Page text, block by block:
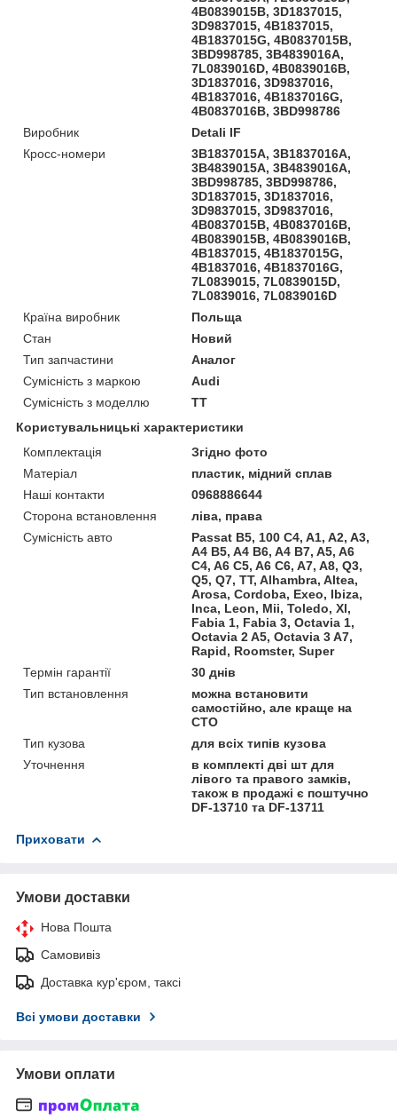
4B0839015B, 3D1837015,
3D9837015, 4B1837015,
4B1837015G, 4B0837015B,
3BD998785, 3B4839016A,
7L0839016D, 4B0839016B,
3D1837016, 3D9837016,
4B1837016, 4B1837016G,
4B0837016B, 3BD998786
Виробник
Detali IF
Кросс-номери
3B1837015A, 3B1837016A,
3B4839015A, 3B4839016A,
3BD998785, 3BD998786,
3D1837015, 3D1837016,
3D9837015, 3D9837016,
4B0837015B, 4B0837016B,
4B0839015B, 4B0839016B,
4B1837015, 4B1837015G,
4B1837016, 4B1837016G,
7L0839015, 7L0839015D,
7L0839016, 7L0839016D
Країна виробник
Польща
Стан
Новий
Тип запчастини
Аналог
Сумісність з маркою
Audi
Сумісність з моделлю
TT
Користувальницькі характеристики
Комплектація
Згідно фото
Матеріал
пластик, мідний сплав
Наші контакти
0968886644
Сторона встановлення
ліва, права
Сумісність авто
Passat B5, 100 C4, A1, A2, A3,
A4 B5, A4 B6, A4 B7, A5, A6
C4, A6 C5, A6 C6, A7, A8, Q3,
Q5, Q7, TT, Alhambra, Altea,
Arosa, Cordoba, Exeo, Ibiza,
Inca, Leon, Mii, Toledo, Xl,
Fabia 1, Fabia 3, Octavia 1,
Octavia 2 A5, Octavia 3 A7,
Rapid, Roomster, Super
Термін гарантії
30 днів
Тип встановлення
можна встановити
самостійно, але краще на
СТО
Тип кузова
для всіх типів кузова
Уточнення
в комплекті дві шт для
лівого та правого замків,
також в продажі є поштучно
DF-13710 та DF-13711
Приховати
Умови доставки
Нова Пошта
Самовивіз
Доставка кур'єром, таксі
Всі умови доставки
Умови оплати